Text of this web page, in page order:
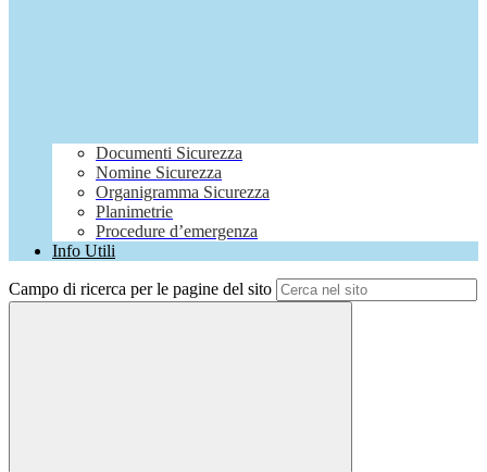
Documenti Sicurezza
Nomine Sicurezza
Organigramma Sicurezza
Planimetrie
Procedure d’emergenza
Info Utili
Campo di ricerca per le pagine del sito